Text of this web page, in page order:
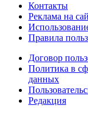
Контакты
Реклама на
Правила
Договор
Политика в
данных
Редакция